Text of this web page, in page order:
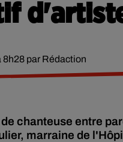
8h28 par Rédaction
chanteuse entre
marraine de